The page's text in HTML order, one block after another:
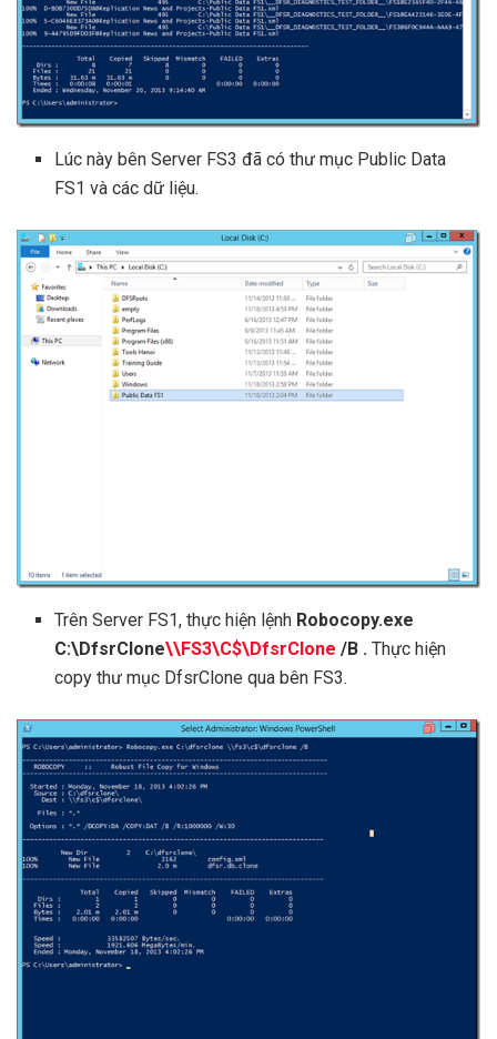
Lúc này bên Server FS3 đã có thư mục Public Data
FS1 và các dữ liệu.
Trên Server FS1, thực hiện lệnh Robocopy.exe
C:\DfsrClone\\FS3\C$\DfsrClone /B .Thực hiện
copy thư mục DfsrClone qua bên FS3.